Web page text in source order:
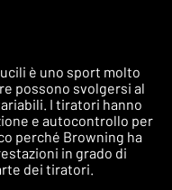
è uno sport molto
possono svolgersi al
I tiratori hanno
e autocontrollo per
perché Browning ha
in grado di
dei tiratori.